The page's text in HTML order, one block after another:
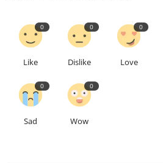
0
Like
0
Dislike
0
Love
0
Sad
0
Wow